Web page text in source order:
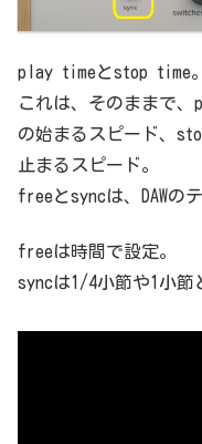
play timeとstop time。
これは、そのままで
の始まるスピード、
止まるスピード。
freeとsyncは、DAWの
freeは時間で設定。
syncは1/4小節や1小節